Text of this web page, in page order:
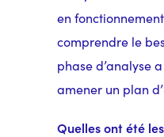
en
comprendre le
phase d’analyse
amener un plan
Quelles ont été